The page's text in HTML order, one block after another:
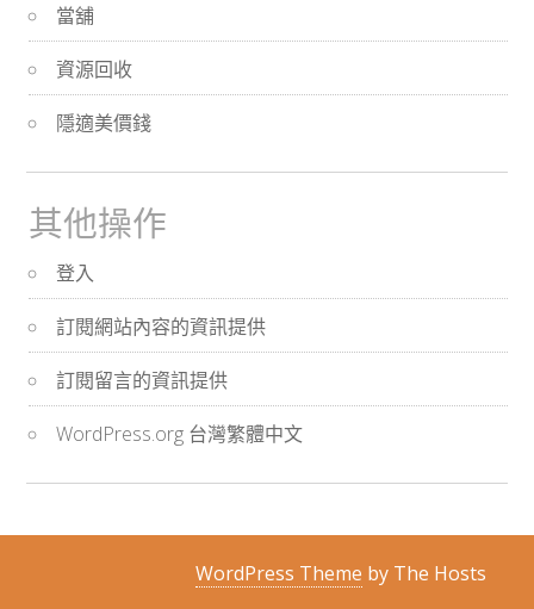
當舖
資源回收
隱適美價錢
其他操作
登入
訂閱網站內容的資訊提供
訂閱留言的資訊提供
WordPress.org 台灣繁體中文
WordPress Theme by The Hosts